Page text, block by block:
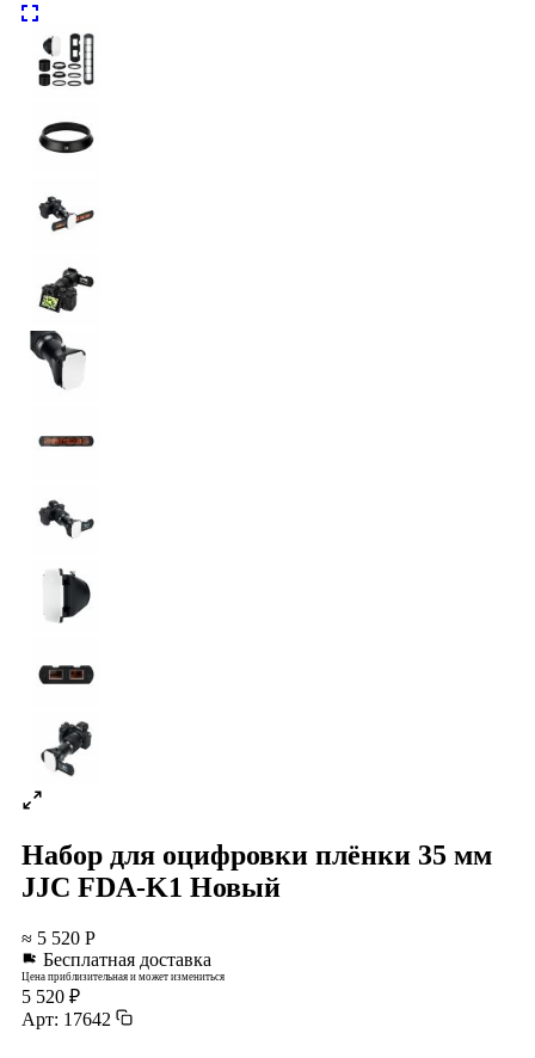
Набор для оцифровки плёнки 35 мм
JJC FDA-K1 Новый
≈ 5 520 Р
Бесплатная доставка
Цена приблизительная и может измениться
5 520 ₽
Арт: 17642